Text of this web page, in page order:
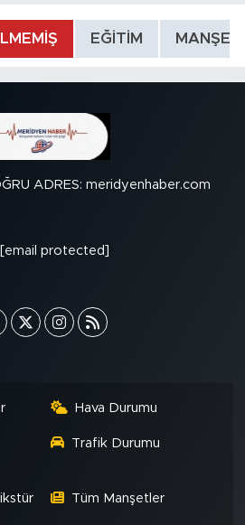
EĞİTİM MANŞET
ADRES: meridyenhaber.com
[email protected]
Hava Durumu
Trafik Durumu
Tüm Manşetler